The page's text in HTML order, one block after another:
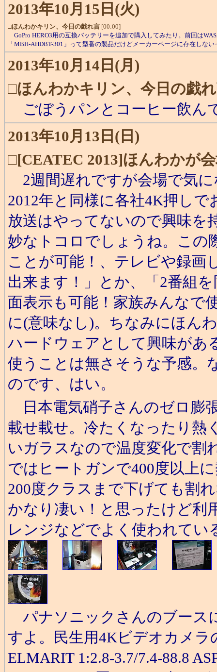
2013年10月15日(火)
□ほんわかキリン、今日の戯れ言 [00:00]
GoPro HERO3用の互換バッテリーを追加で購入してみたり。前回は
「MBH-AHDBT-301」って型番の製品だけどメーカーページに存在しな
2013年10月14日(月)
□ほんわかキリン、今日の戯
ごぼうパンとコーヒー飲ん
2013年10月13日(日)
□[CEATEC 2013]ほんわかが
2週間遅れですが会場で気
2012年と同様に各社4K押し
放送はやってないので興味を
妙なトコロでしょうね。この
ことが可能！、テレビや録画
出来ます！」とか、「2番組
面表示も可能！家族みんなで
に(意味なし)。ちなみにほん
ハードウェアとして興味があ
使うことは無さそうな予感。
のです、はい。
日本電気硝子さんのゼロ膨
載せ載せ。冷たくなったり熱
いガラスなので温度変化で割
ではヒートガンで400度以上
200度クラスまで下げても割
かなり凄い！と思ったけど利
レンジなどでよく使われてい
パナソニックさんのブース
すよ。民生用4Kビデオカメラ
ELMARIT 1:2.8-3.7/7.4-88.8